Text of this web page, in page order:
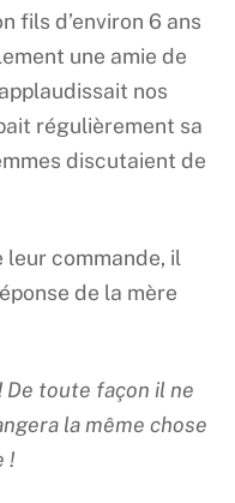
fils d’environ 6 ans
une amie de
nos
régulièrement sa
discutaient de
leur commande, il
de la mère
De toute façon il ne
la même chose
!